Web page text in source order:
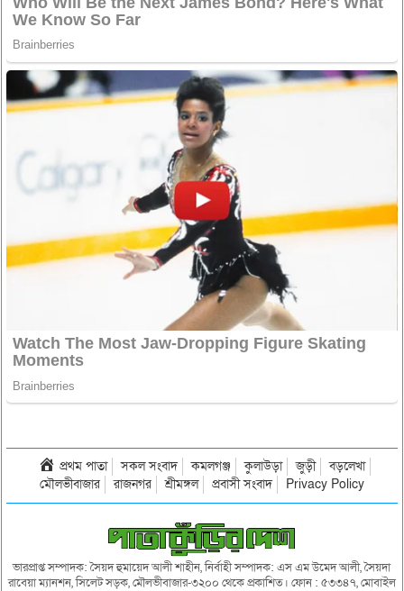
প্রথম পাতা সকল সংবাদ কমলগঞ্জ কুলাউড়া জুড়ী
বড়লেখা
মৌলভীবাজার
রাজনগর শ্রীমঙ্গল প্রবাসী সংবাদ Privacy Policy
ভারপ্রাপ্ত সম্পাদক: সৈয়দ হুমায়েদ আলী শাহীন, নির্বাহী সম্পাদক: এস এম উমেদ আলী, সৈয়দা
রাবেয়া ম্যানশন, সিলেট সড়ক, মৌলভীবাজার-৩২০০ থেকে প্রকাশিত। ফোন : ৫৩৩৪৭, মোবাইল